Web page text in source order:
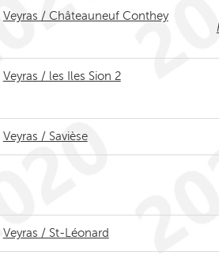
Veyras / Châteauneuf Conthey
Veyras / les Iles Sion 2
Veyras / Savièse
Veyras / St-Léonard